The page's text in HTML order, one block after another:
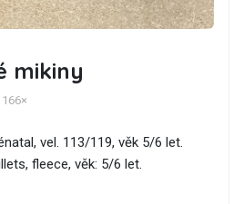
mikiny
vel. 113/119, věk 5/6 let.
fleece, věk: 5/6 let.